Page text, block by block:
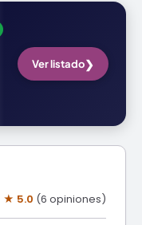
Ver listado❯
★ 5.0 (6 opiniones)